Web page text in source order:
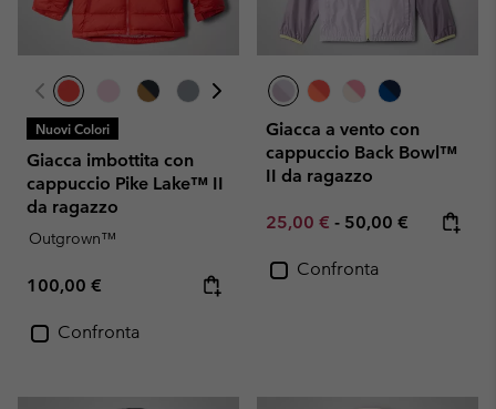
Nuovi Colori
Giacca imbottita con
cappuccio Pike Lake™ II
da ragazzo
Outgrown™
Regular price:
100,00 €
Confronta
Giacca a vento con
cappuccio Back Bowl™
II da ragazzo
Minimum sale price:
25,00 € - Maximum price:
50,00 €
Confronta